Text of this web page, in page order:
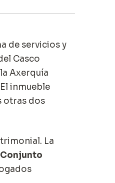
de servicios y
Casco
Axerquía
inmueble
otras dos
La
Conjunto